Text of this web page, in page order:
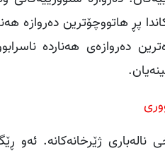
پڕ هاتووچۆترین دەروازە
دەروازەی هەناردە
ژێرخانەکانە. ئەو